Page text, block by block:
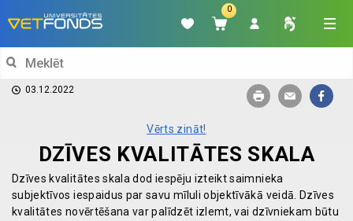
0
Search
03.12.2022
Vērts zināt!
DZĪVES KVALITĀTES SKALA
Dzīves kvalitātes skala dod iespēju izteikt saimnieka
subjektīvos iespaidus par savu mīluli objektīvākā veidā. Dzīves
kvalitātes novērtēšana var palīdzēt izlemt, vai dzīvniekam būtu